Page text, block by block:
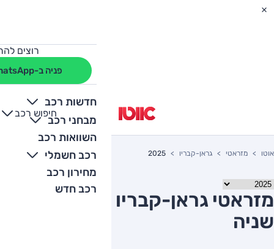
רוצים
פניה ב-WhatsApp
חדשות רכב
מבחני רכב
השוואות רכב
רכב חשמלי
מחירון רכב
רכב חדש
חיפוש רכב
+
-
אוטו מזראטי גראן-קבריו 2025
מזראטי גראן-קבריו 2025 יד
שניה